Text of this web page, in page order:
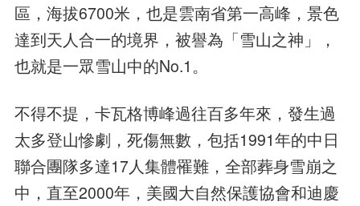
區，海拔6700米，也是雲南省第一高峰，景色
達到天人合一的境界，被譽為「雪山之神」，
也就是一眾雪山中的No.1。
不得不提，卡瓦格博峰過往百多年來，發生過
太多登山慘劇，死傷無數，包括1991年的中日
聯合團隊多達17人集體罹難，全部葬身雪崩之
中，直至2000年，美國大自然保護協會和迪慶